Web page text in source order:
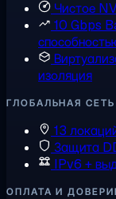
Чистое
10 Gbps
изоляция
ГЛОБАЛЬНАЯ СЕТЬ
13
Защита
IPv6 +
ОПЛАТА И